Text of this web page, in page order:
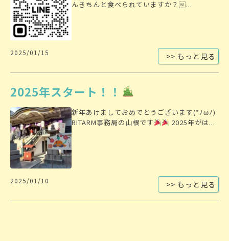
んきちんと食べられていますか？...
2025/01/15 >> もっと見る
2025年スタート！！
新年あけましておめでとうございます(*ﾉωﾉ)
RITARM事務局の山根です
2025年がは...
2025/01/10 >> もっと見る